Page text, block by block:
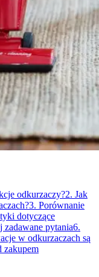
odkurzaczy?2. Jak
3. Porównanie
dotyczące
zadawane pytania6.
w odkurzaczach są
zakupem